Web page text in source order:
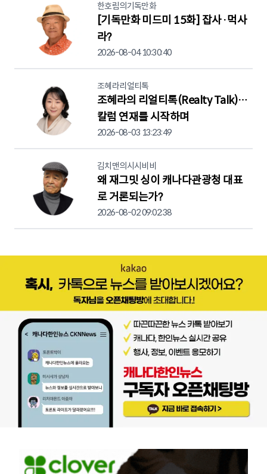
한호림의기독만화
[기독만화 미드미 15화] 잡사·먹사
라?
2026-08-04 10:30:40
조혜라리얼티톡
조혜라의 리얼티톡(Realty Talk)…
칼럼 연재를 시작하며
2026-08-03 13:23:49
김치맨의시시비비
왜 재그밋 싱이 캐나다관광청 대표
로 거론되는가?
2026-08-02 09:02:38